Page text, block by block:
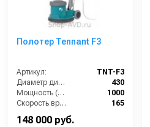
Полотер Tennant F3
Артикул:
TNT-F3
Диаметр диска / рабочая ширина (мм):
430
Мощность (Вт):
1000
Скорость вращения щётки (об/мин):
165
148 000 руб.